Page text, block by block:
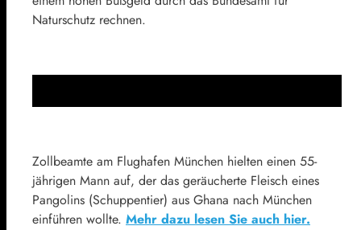
Naturschutz rechnen.
Zollbeamte am Flughafen München hielten einen 55-
jährigen Mann auf, der das geräucherte Fleisch eines
Pangolins (Schuppentier) aus Ghana nach München
einführen wollte. Mehr dazu lesen Sie auch hier.